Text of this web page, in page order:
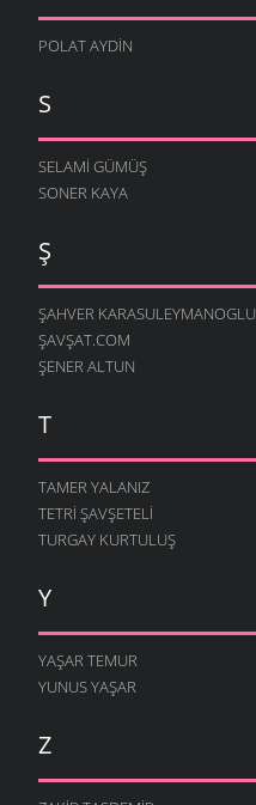
POLAT AYDIN
S
SELAMI GÜMÜŞ
SONER KAYA
Ş
ŞAHVER KARASULEYMANOGLU
ŞAVŞAT.COM
ŞENER ALTUN
T
TAMER YALANIZ
TETRI ŞAVŞETELI
TURGAY KURTULUŞ
Y
YAŞAR TEMUR
YUNUS YAŞAR
Z